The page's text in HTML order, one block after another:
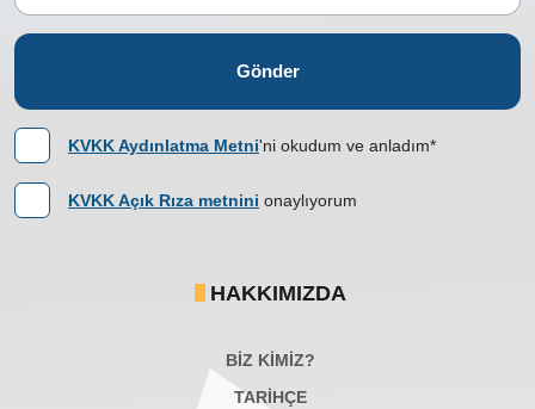
Gönder
KVKK Aydınlatma Metni'ni okudum ve anladım*
KVKK Açık Rıza metnini onaylıyorum
HAKKIMIZDA
BİZ KİMİZ?
TARİHÇE